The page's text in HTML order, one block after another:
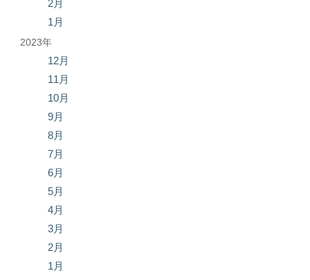
2月
1月
2023年
12月
11月
10月
9月
8月
7月
6月
5月
4月
3月
2月
1月